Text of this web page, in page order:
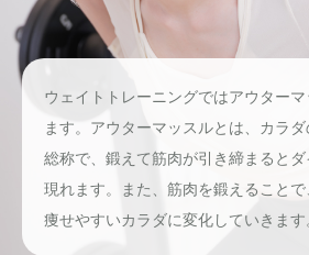
ウェイトトレーニングではアウター
ます。アウターマッスルとは、カラ
総称で、鍛えて筋肉が引き締まると
現れます。また、筋肉を鍛えること
痩せやすいカラダに変化していきます